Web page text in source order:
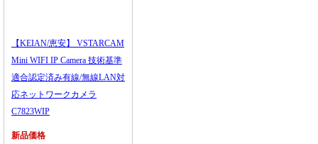
【KEIAN/恵安】 VSTARCAM
Mini WIFI IP Camera 技術基準
適合認定済み有線/無線LAN対
応ネットワークカメラ
C7823WIP
新品価格